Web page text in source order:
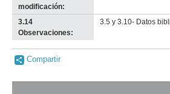
modificación:
3.14
Observaciones:
3.5 y 3.10- Datos
Compartir